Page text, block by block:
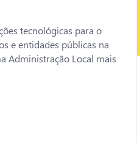
tecnológicas para o
e entidades públicas na
Administração Local mais